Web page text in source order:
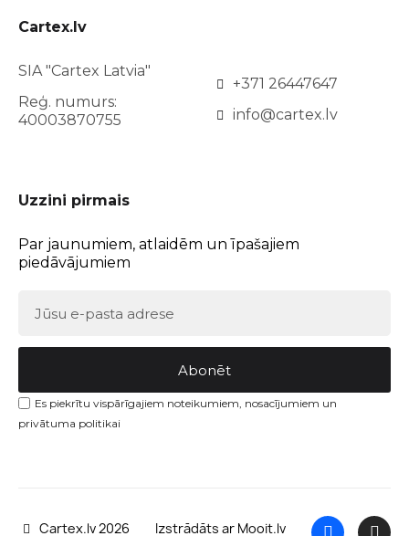
Cartex.lv
SIA "Cartex Latvia"
Reģ. numurs:
40003870755
+371 26447647
info@cartex.lv
Uzzini pirmais
Par jaunumiem, atlaidēm un īpašajiem
piedāvājumiem
Abonēt
Es piekrītu vispārīgajiem noteikumiem, nosacījumiem un
privātuma politikai
Cartex.lv 2026 Izstrādāts ar Mooit.lv